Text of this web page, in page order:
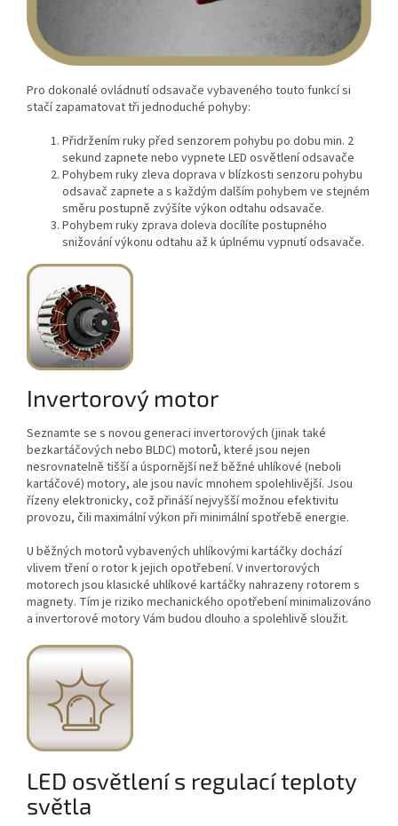
Pro dokonalé ovládnutí odsavače vybaveného touto funkcí si
stačí zapamatovat tři jednoduché pohyby:
Přidržením ruky před senzorem pohybu po dobu min. 2
sekund zapnete nebo vypnete LED osvětlení odsavače
Pohybem ruky zleva doprava v blízkosti senzoru pohybu
odsavač zapnete a s každým dalším pohybem ve stejném
směru postupně zvýšíte výkon odtahu odsavače.
Pohybem ruky zprava doleva docílíte postupného
snižování výkonu odtahu až k úplnému vypnutí odsavače.
Invertorový motor
Seznamte se s novou generaci invertorových (jinak také
bezkartáčových nebo BLDC) motorů, které jsou nejen
nesrovnatelně tišší a úspornější než běžné uhlíkové (neboli
kartáčové) motory, ale jsou navíc mnohem spolehlivější. Jsou
řízeny elektronicky, což přináší nejvyšší možnou efektivitu
provozu, čili maximální výkon při minimální spotřebě energie.
U běžných motorů vybavených uhlíkovými kartáčky dochází
vlivem tření o rotor k jejich opotřebení. V invertorových
motorech jsou klasické uhlíkové kartáčky nahrazeny rotorem s
magnety. Tím je riziko mechanického opotřebení minimalizováno
a invertorové motory Vám budou dlouho a spolehlivě sloužit.
LED osvětlení s regulací teploty
světla